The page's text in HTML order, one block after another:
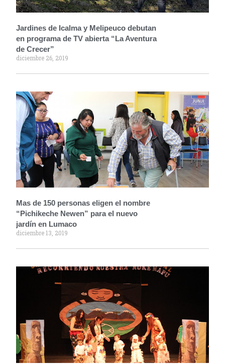
Jardines de Icalma y Melipeuco debutan
en programa de TV abierta “La Aventura
de Crecer”
diciembre 26, 2019
Mas de 150 personas eligen el nombre
“Pichikeche Newen” para el nuevo
jardín en Lumaco
diciembre 13, 2019